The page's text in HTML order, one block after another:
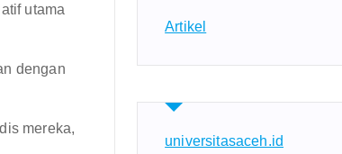
utama
dengan
mereka,
Artikel
universitasaceh.id